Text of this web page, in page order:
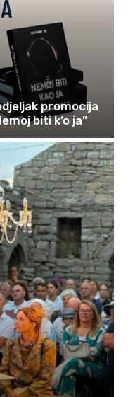
promocija
biti k’o ja”